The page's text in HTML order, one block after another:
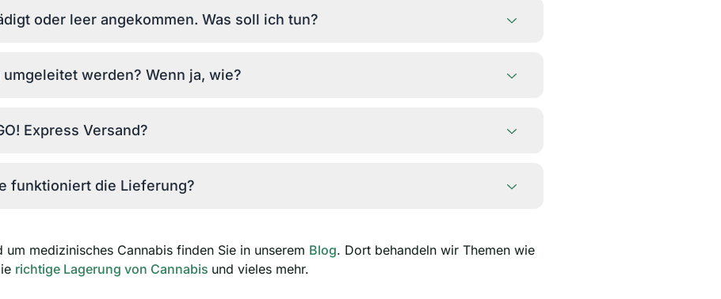
oder leer angekommen. Was soll ich tun?
werden? Wenn ja, wie?
Express Versand?
funktioniert die Lieferung?
medizinisches Cannabis finden Sie in unserem Blog. Dort behandeln wir Themen wie
richtige Lagerung von Cannabis und vieles mehr.